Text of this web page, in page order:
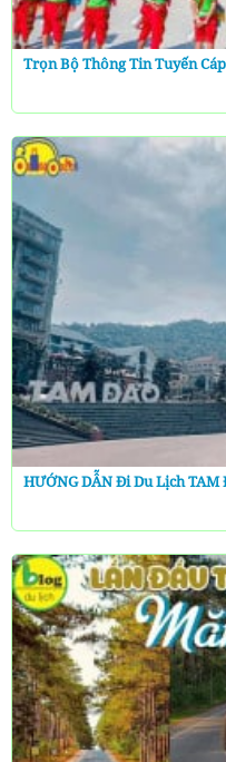
Trọn Bộ Thông Tin Tuyến
HƯỚNG DẪN Đi Du Lịch